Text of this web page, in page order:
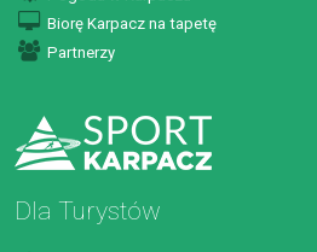
Biorę Karpacz na tapetę
Partnerzy
Dla Turystów